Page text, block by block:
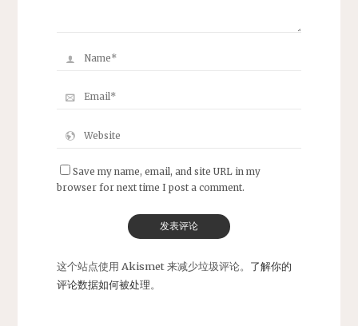
Save my name, email, and site URL in my
browser for next time I post a comment.
这个站点使用 Akismet 来减少垃圾评论。 了解你的
评论数据如何被处理。